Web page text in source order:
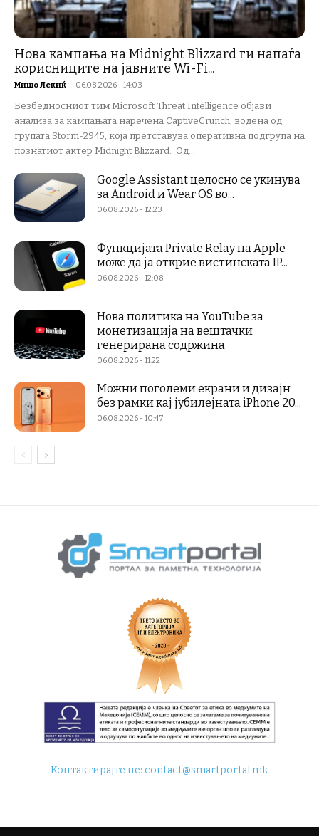
Нова кампања на Midnight Blizzard ги напаѓа
корисниците на јавните Wi-Fi...
Мишо Лекиќ - 06.08.2026 - 14:03
Безбедносниот тим Microsoft Threat Intelligence објави
анализа за кампањата наречена CaptiveCrunch, водена од
групата Storm-2945, која претставува оперативна подгрупа на
познатиот актер Midnight Blizzard. Од...
Google Assistant целосно се укинува
за Android и Wear OS во...
06.08.2026 - 12:23
Функцијата Private Relay на Apple
може да ја открие вистинската IP...
06.08.2026 - 12:08
Нова политика на YouTube за
монетизација на вештачки
генерирана содржина
06.08.2026 - 11:22
Можни поголеми екрани и дизајн
без рамки кај јубилејната iPhone 20...
06.08.2026 - 10:47
Контактирајте не:contact@smartportal.mk